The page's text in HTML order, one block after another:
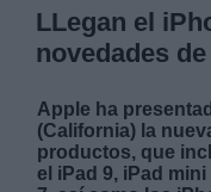
LLegan el
novedades
Apple ha
(California) la
productos, que
el iPad 9, iPad
Legitimación: